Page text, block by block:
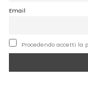
Email
Procedendo accetti la